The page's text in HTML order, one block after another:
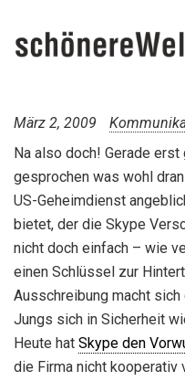
März 2, 2009
Na also doch! Gerade
gesprochen was wohl
US-Geheimdienst
bietet, der die Skype
nicht doch einfach – wie
einen Schlüssel zur
Ausschreibung macht
Jungs sich in Sicherheit
Heute hat Skype den
die Firma nicht kooperativ